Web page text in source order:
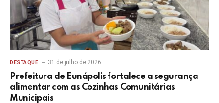
DESTAQUE 31 de julho de 2026
Prefeitura de Eunápolis fortalece a segurança
alimentar com as Cozinhas Comunitárias
Municipais